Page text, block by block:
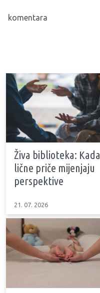
komentara
Živa biblioteka: Kada
lične priče mijenjaju
perspektive
21. 07. 2026